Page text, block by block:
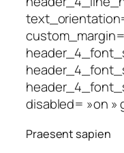
disabled= »on »
Praesent sapien